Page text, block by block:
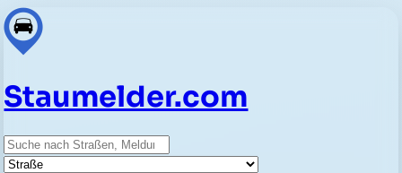
Staumelder.com
Suche
Straße